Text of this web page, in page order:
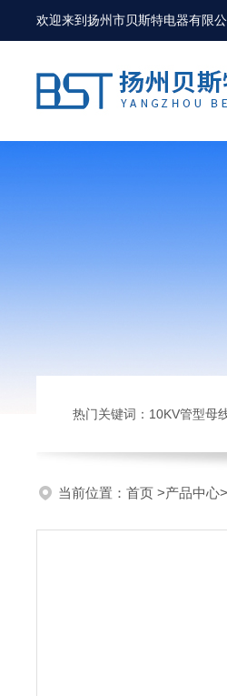
欢迎来到扬州市贝斯特电器有限公
热门关键词：10KV管型母
当前位置： 首页 >产品中心